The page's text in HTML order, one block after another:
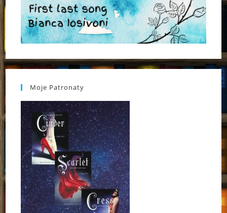
Moje Patronaty